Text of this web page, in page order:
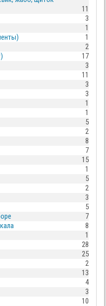
11
3
1
1
2
17
3
11
3
3
1
1
5
2
8
7
15
1
5
2
3
5
7
8
1
28
25
2
13
4
3
10